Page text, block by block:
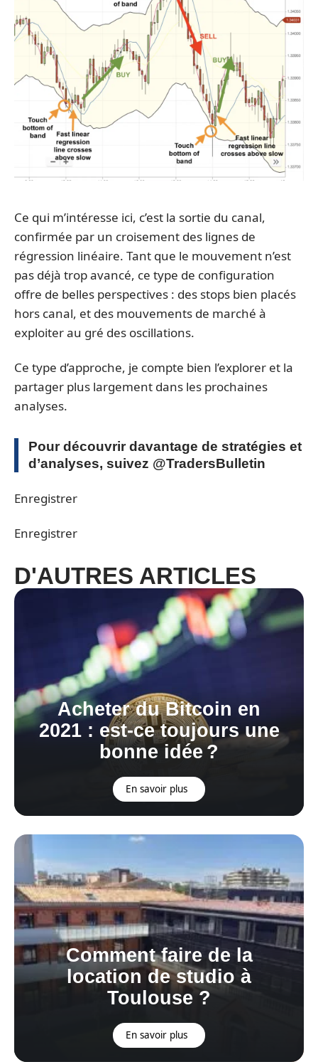
Ce qui m’intéresse ici, c’est la sortie du canal,
confirmée par un croisement des lignes de
régression linéaire. Tant que le mouvement n’est
pas déjà trop avancé, ce type de configuration
offre de belles perspectives : des stops bien placés
hors canal, et des mouvements de marché à
exploiter au gré des oscillations.
Ce type d’approche, je compte bien l’explorer et la
partager plus largement dans les prochaines
analyses.
Pour découvrir davantage de stratégies et
d’analyses, suivez @TradersBulletin
Enregistrer
Enregistrer
D'AUTRES ARTICLES
Acheter du Bitcoin en
2021 : est-ce toujours une
bonne idée ?
En savoir plus
Comment faire de la
location de studio à
Toulouse ?
En savoir plus